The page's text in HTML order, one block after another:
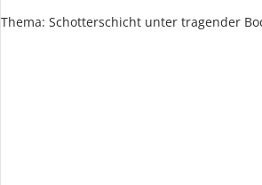
Thema: Schotterschicht unter tragender